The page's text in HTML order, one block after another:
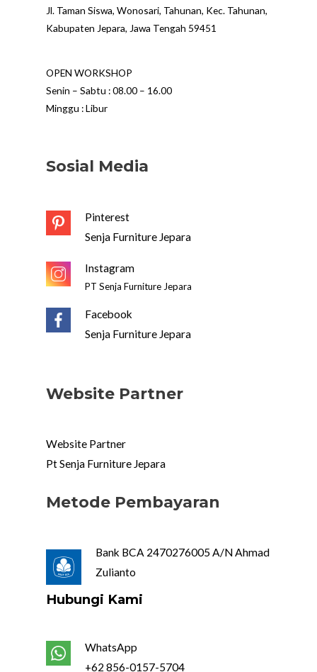
Jl. Taman Siswa, Wonosari, Tahunan, Kec. Tahunan,
Kabupaten Jepara, Jawa Tengah 59451
OPEN WORKSHOP
Senin – Sabtu : 08.00 – 16.00
Minggu : Libur
Sosial Media
Pinterest
Senja Furniture Jepara
Instagram
PT Senja Furniture Jepara
Facebook
Senja Furniture Jepara
Website Partner
Website Partner
Pt Senja Furniture Jepara
Metode Pembayaran
Bank BCA 2470276005 A/N Ahmad
Zulianto
Hubungi Kami
WhatsApp
+62 856-0157-5704